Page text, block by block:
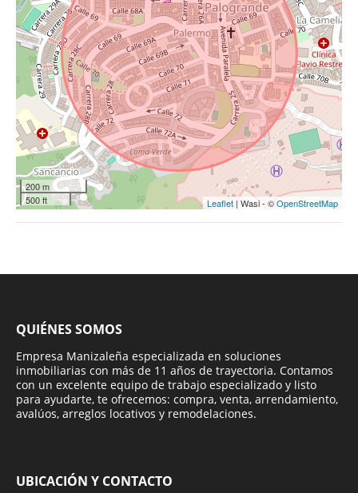
200 m
500 ft
Leaflet | Wasi - ©OpenStreetMap
QUIÉNES SOMOS
Empresa Manizaleña especializada en soluciones
inmobiliarias con más de 11 años de trayectoria. Contamos
con un excelente equipo de trabajo especializado y listo
para ayudarte, te ofrecemos: compra, venta, arrendamiento,
avalúos, arreglos locativos y remodelaciones.
UBICACIÓN Y CONTACTO